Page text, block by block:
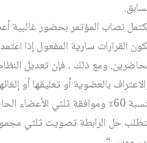
نصاب المؤتمر بحضور غالبية
القرارات سارية المفعول إذا
ومع ذلك ، فإن تعديل
بالعضوية أو تعليقها أو
ثلثي الأعضاء الحاضرين.
حل الرابطة تصويت ثلثي